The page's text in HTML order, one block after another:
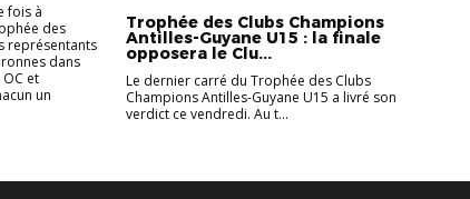
fois à
des
représentants
dans
et
un
Trophée des Clubs Champions
Antilles-Guyane U15 : la finale
opposera le Clu...
Le dernier carré du Trophée des Clubs
Champions Antilles-Guyane U15 a livré son
verdict ce vendredi. Au t...